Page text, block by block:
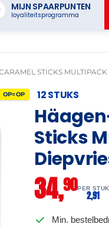
MIJN SPAARPUNTEN
loyaliteitsprogramma
STICKS
OP=OP 12 STUKS
Sticks
34,90PER STUK
2,91
Min.